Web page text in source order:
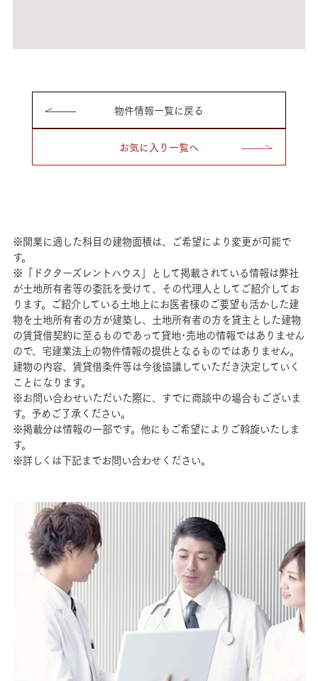
物件情報一覧に戻る
お気に入り一覧へ
※開業に適した科目の建物面積は、ご希望により変更が可能で
す。
※「ドクターズレントハウス」として掲載されている情報は弊社
が土地所有者等の委託を受けて、その代理人としてご紹介してお
ります。ご紹介している土地上にお医者様のご要望も活かした建
物を土地所有者の方が建築し、土地所有者の方を貸主とした建物
の賃貸借契約に至るものであって貸地･売地の情報ではありません
ので、宅建業法上の物件情報の提供となるものではありません。
建物の内容、賃貸借条件等は今後協議していただき決定していく
ことになります。
※お問い合わせいただいた際に、すでに商談中の場合もございま
す。予めご了承ください。
※掲載分は情報の一部です。他にもご希望によりご斡旋いたしま
す。
※詳しくは下記までお問い合わせください。